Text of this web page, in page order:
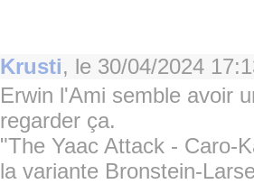
Krusti, le 30/04/2024
Erwin l'Ami semble avoir
regarder ça.
"The Yaac Attack - Caro-
la variante Bronstein-